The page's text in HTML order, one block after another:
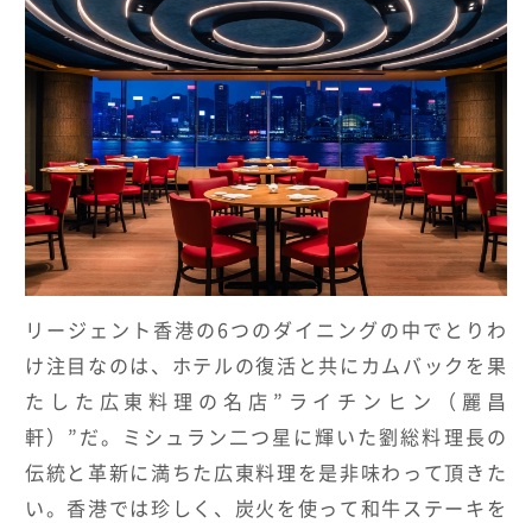
リージェント香港の6つのダイニングの中でとりわ
け注目なのは、ホテルの復活と共にカムバックを果
たした広東料理の名店”ライチンヒン（麗昌
軒）”だ。ミシュラン二つ星に輝いた劉総料理長の
伝統と革新に満ちた広東料理を是非味わって頂きた
い。香港では珍しく、炭火を使って和牛ステーキを